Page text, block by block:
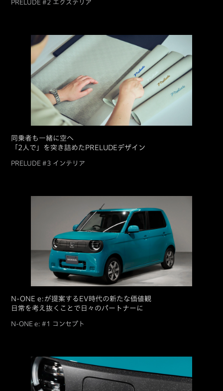
PRELUDE #2 エクステリア
同乗者も一緒に空へ
「2人で」を突き詰めたPRELUDEデザイン
PRELUDE #3 インテリア
N-ONE e:が提案するEV時代の新たな価値観
日常を考え抜くことで日々のパートナーに
N-ONE e: #1 コンセプト